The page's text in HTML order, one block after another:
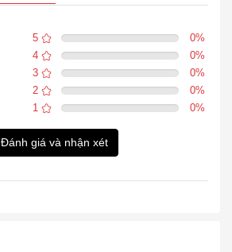
5 0%
4
0%
3
0%
2
0%
1
0%
Đánh giá và nhận xét